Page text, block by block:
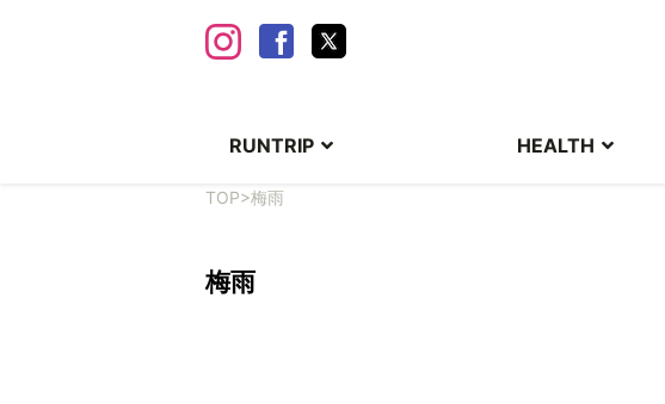
RUNTRIP HEALTH
TOP>梅雨
梅雨